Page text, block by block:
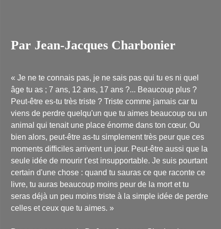
Par Jean-Jacques Charbonier
« Je ne te connais pas, je ne sais pas qui tu es ni quel
âge tu as ; 7 ans, 12 ans, 17 ans ?... Beaucoup plus ?
Peut-être es-tu très triste ? Triste comme jamais car tu
viens de perdre quelqu'un que tu aimes beaucoup ou un
animal qui tenait une place énorme dans ton cœur. Ou
bien alors, peut-être as-tu simplement très peur que ces
moments difficiles arrivent un jour. Peut-être aussi que la
seule idée de mourir t'est insupportable. Je suis pourtant
certain d'une chose : quand tu sauras ce que raconte ce
livre, tu auras beaucoup moins peur de la mort et tu
seras déjà un peu moins triste à la simple idée de perdre
celles et ceux que tu aimes. »